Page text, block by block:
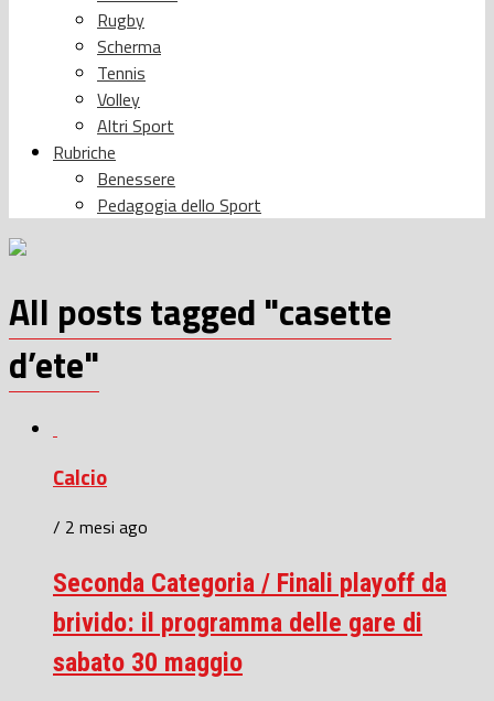
Rugby
Scherma
Tennis
Volley
Altri Sport
Rubriche
Benessere
Pedagogia dello Sport
All posts tagged "casette
d’ete"
Calcio
/ 2 mesi ago
Seconda Categoria / Finali playoff da
brivido: il programma delle gare di
sabato 30 maggio